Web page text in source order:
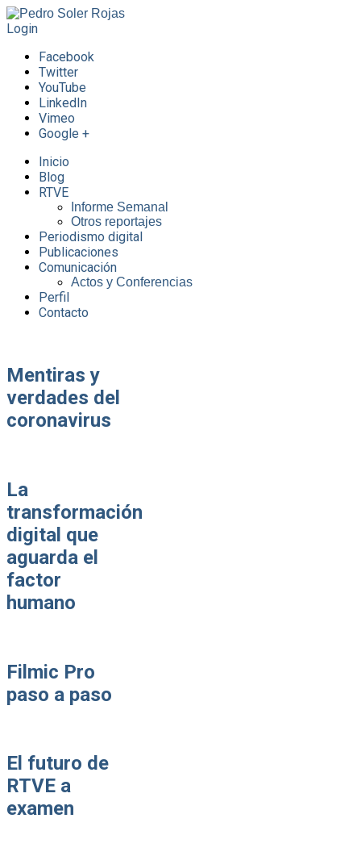
Login
Facebook
Twitter
YouTube
LinkedIn
Vimeo
Google +
Inicio
Blog
RTVE
Informe Semanal
Otros reportajes
Periodismo digital
Publicaciones
Comunicación
Actos y Conferencias
Perfil
Contacto
Mentiras y
verdades del
coronavirus
La
transformación
digital que
aguarda el
factor
humano
Filmic Pro
paso a paso
El futuro de
RTVE a
examen